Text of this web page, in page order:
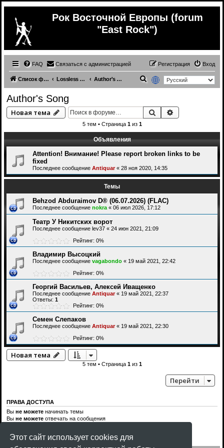
Этот сайт использует cookies для
Рок Восточной Европы (forum
"East Rock")
FAQ Связаться с администрацией Вход
Регистрация
Список форумов Lossless Russian (& ex.USSR) music Author's Song
с
Author's Song
Новая тема Поиск
5 тем • Страница 1из 1
Объявления
Attention! Внимание! Please report broken links to be
fixed
Последнее сообщение Antiquar« 28 ноя 2020, 14:35
Темы
Behzod Abduraimov D® (06.07.2026) (FLAC)
Последнее сообщение nokra « 06 июл 2026, 17:12
Театр У Никитских ворот
Последнее сообщение lev37 « 24 июн 2021, 21:09
Рейтинг: 0%
Владимир Высоцкий
Последнее сообщение vagabondo « 19 май 2021, 22:42
Рейтинг: 0%
Георгий Васильев, Алексей Иващенко
Последнее сообщение Antiquar« 19 май 2021, 22:37
Ответы: 1
Рейтинг: 0%
Семен Слепаков
Последнее сообщение Antiquar« 19 май 2021, 22:30
Рейтинг: 0%
Новая тема
5 тем • Страница 1из 1
Перейти
ПРАВА ДОСТУПА
Вы не можете начинать темы
Вы не можете отвечать на сообщения
не можете
Вы не можете добавлять вложения